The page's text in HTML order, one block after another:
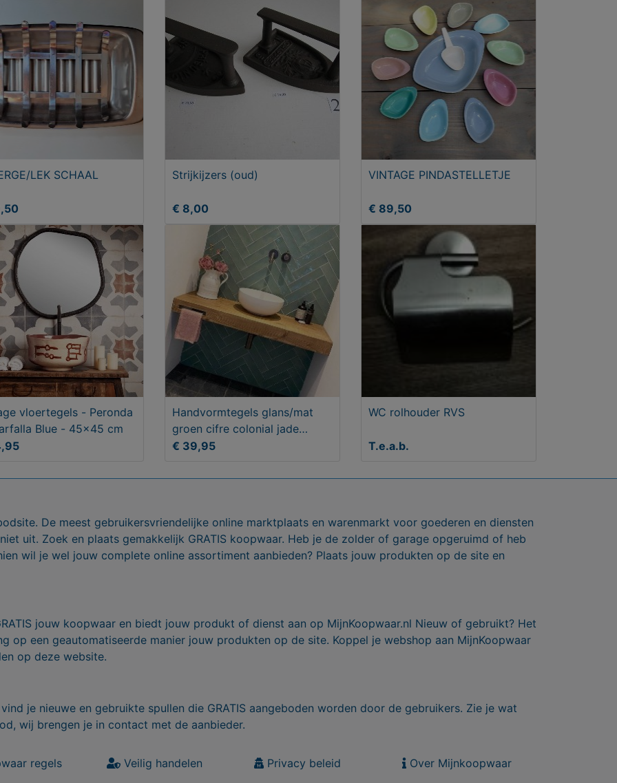
LEK SCHAAL Strijkijzers (oud)
€ 8,00
VINTAGE PINDASTELLETJE
€ 89,50
vloertegels - Peronda
Blue - 45x45 cm
Handvormtegels glans/mat
groen cifre colonial jade
7,5x30 cm
€ 39,95
WC rolhouder RVS
T.e.a.b.
De meest gebruikersvriendelijke online marktplaats en warenmarkt voor goederen en diensten
uit. Zoek en plaats gemakkelijk GRATIS koopwaar. Heb je de zolder of garage opgeruimd of heb
wil je wel jouw complete online assortiment aanbieden? Plaats jouw produkten op de site en
jouw koopwaar en biedt jouw produkt of dienst aan op MijnKoopwaar.nl Nieuw of gebruikt? Het
op een geautomatiseerde manier jouw produkten op de site. Koppel je webshop aan MijnKoopwaar
op deze website.
je nieuwe en gebruikte spullen die GRATIS aangeboden worden door de gebruikers. Zie je wat
wij brengen je in contact met de aanbieder.
regels Veilig handelen Privacy beleid Over Mijnkoopwaar